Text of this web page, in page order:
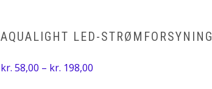
AQUALIGHT LED-STRØMFORSYNING
kr. 58,00 – kr. 198,00Prisinterval: